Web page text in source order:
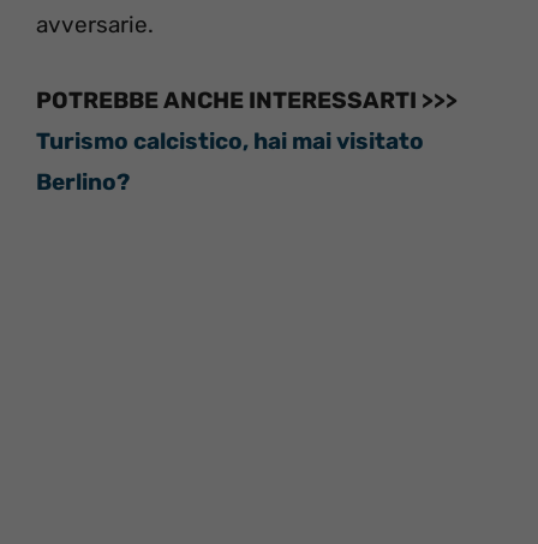
avversarie.
POTREBBE ANCHE INTERESSARTI >>>
Turismo calcistico, hai mai visitato
Berlino?